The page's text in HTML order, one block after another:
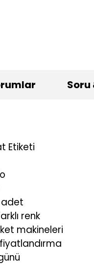
Soru
Etiketi
adet
renk
makineleri